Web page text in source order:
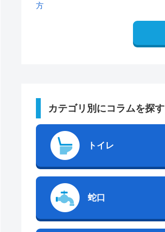
方
カテゴリ別にコラムを探す
トイレ
蛇口